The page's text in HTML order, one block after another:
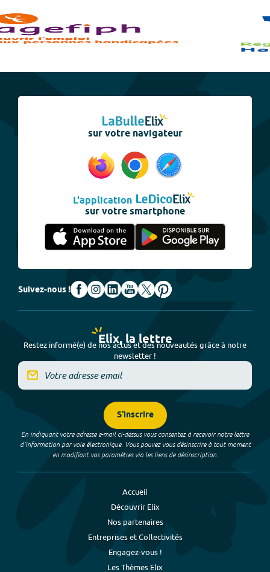
sur votre navigateur
L'application
sur votre smartphone
Suivez-nous !
Elix, la lettre
Restez informé(e) de nos actus et des nouveautés grâce à notre
newsletter !
S'inscrire
En indiquant votre adresse e-mail ci-dessus vous consentez à recevoir notre lettre
d’information par voie électronique. Vous pouvez vous désinscrire à tout moment
en modifiant vos paramètres via les liens de désinscription.
Accueil
Découvrir Elix
Nos partenaires
Entreprises et Collectivités
Engagez-vous !
Les Thèmes Elix